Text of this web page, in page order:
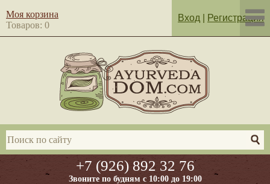
+7 (926) 892 32 76
Звоните по будням с 10:00 до 19:00
Моя корзина
Товаров: 0
Вход Регистрация